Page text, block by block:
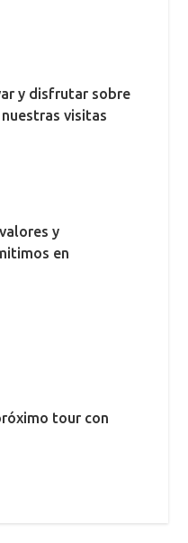
y disfrutar sobre
nuestras visitas
y
en
tour con